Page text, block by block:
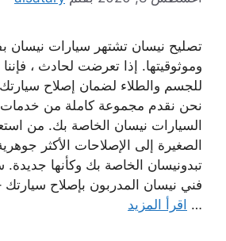
تصليح نيسان تشتهر سيارات نيسان
وموثوقيتها. إذا تعرضت لحادث ،
للجسم والطلاء لضمان إصلاح
نحن نقدم مجموعة كاملة من خدمات
السيارات نيسان الخاصة بك. من
الصغيرة إلى الإصلاحات الأكثر
تبدونيسان الخاصة بك وكأنها جديدة.
فني نيسان المدربون بإصلاح سيارتك
… اقرأ المزيد